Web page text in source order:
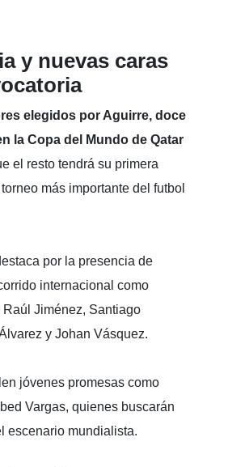
y nuevas caras
elegidos por Aguirre, doce
la Copa del Mundo de Qatar
el resto tendrá su primera
más importante del futbol
por la presencia de
internacional como
Jiménez, Santiago
y Johan Vásquez.
jóvenes promesas como
Vargas, quienes buscarán
escenario mundialista.